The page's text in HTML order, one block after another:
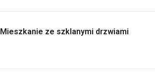
Mieszkanie ze szklanymi drzwiami